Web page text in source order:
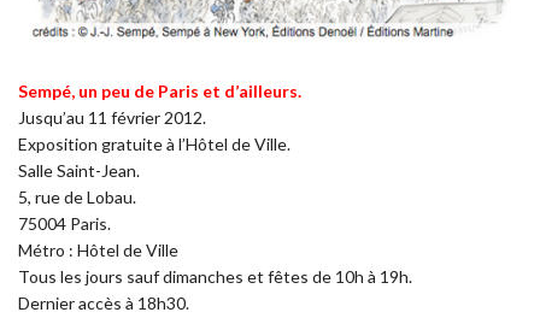
Sempé, un peu de Paris et d’ailleurs.
Jusqu’au 11 février 2012.
Exposition gratuite à l’Hôtel de Ville.
Salle Saint-Jean.
5, rue de Lobau.
75004 Paris.
Métro : Hôtel de Ville
Tous les jours sauf dimanches et fêtes de 10h à 19h.
Dernier accès à 18h30.